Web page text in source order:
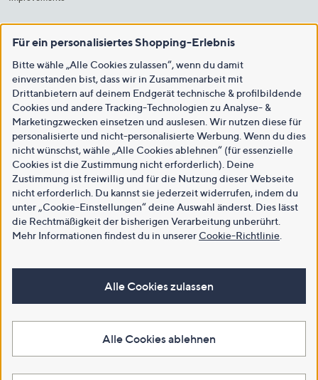
Für ein personalisiertes Shopping-Erlebnis
Bitte wähle „Alle Cookies zulassen“, wenn du damit
einverstanden bist, dass wir in Zusammenarbeit mit
Drittanbietern auf deinem Endgerät technische & profilbildende
Cookies und andere Tracking-Technologien zu Analyse- &
Marketingzwecken einsetzen und auslesen. Wir nutzen diese für
personalisierte und nicht-personalisierte Werbung. Wenn du dies
nicht wünschst, wähle „Alle Cookies ablehnen“ (für essenzielle
Cookies ist die Zustimmung nicht erforderlich). Deine
Zustimmung ist freiwillig und für die Nutzung dieser Webseite
nicht erforderlich. Du kannst sie jederzeit widerrufen, indem du
unter „Cookie-Einstellungen“ deine Auswahl änderst. Dies lässt
die Rechtmäßigkeit der bisherigen Verarbeitung unberührt.
Mehr Informationen findest du in unsererCookie-Richtlinie
Alle Cookies zulassen
Alle Cookies ablehnen